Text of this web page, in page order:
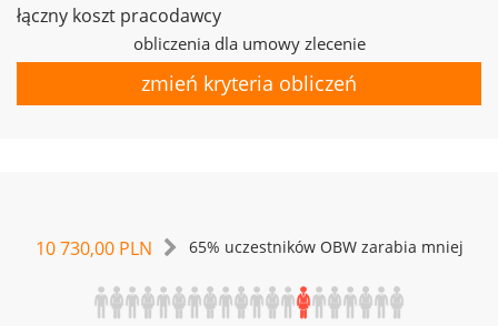
łączny koszt pracodawcy
obliczenia dla umowy zlecenie
zmień kryteria obliczeń
10 730,00 PLN 65% uczestników OBW zarabia mniej